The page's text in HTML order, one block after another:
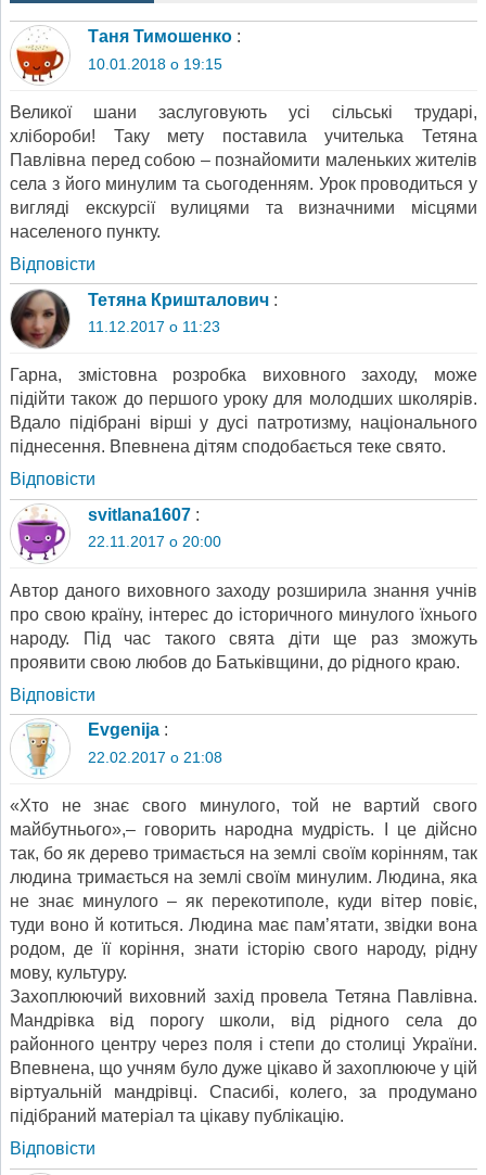
Таня Тимошенко :
10.01.2018 о 19:15
Великої шани заслуговують усі сільські трударі,
хлібороби! Таку мету поставила учителька Тетяна
Павлівна перед собою – познайомити маленьких жителів
села з його минулим та сьогоденням. Урок проводиться у
вигляді екскурсії вулицями та визначними місцями
населеного пункту.
Відповіcти
Тетяна Кришталович :
11.12.2017 о 11:23
Гарна, змістовна розробка виховного заходу, може
підійти також до першого уроку для молодших школярів.
Вдало підібрані вірші у дусі патротизму, національного
піднесення. Впевнена дітям сподобається теке свято.
Відповіcти
svitlana1607 :
22.11.2017 о 20:00
Автор даного виховного заходу розширила знання учнів
про свою країну, інтерес до історичного минулого їхнього
народу. Під час такого свята діти ще раз зможуть
проявити свою любов до Батьківщини, до рідного краю.
Відповіcти
Evgenija :
22.02.2017 о 21:08
«Хто не знає свого минулого, той не вартий свого
майбутнього»,– говорить народна мудрість. І це дійсно
так, бо як дерево тримається на землі своїм корінням, так
людина тримається на землі своїм минулим. Людина, яка
не знає минулого – як перекотиполе, куди вітер повіє,
туди воно й котиться. Людина має пам’ятати, звідки вона
родом, де її коріння, знати історію свого народу, рідну
мову, культуру.
Захоплюючий виховний захід провела Тетяна Павлівна.
Мандрівка від порогу школи, від рідного села до
районного центру через поля і степи до столиці України.
Впевнена, що учням було дуже цікаво й захоплююче у цій
віртуальній мандрівці. Спасибі, колего, за продумано
підібраний матеріал та цікаву публікацію.
Відповіcти